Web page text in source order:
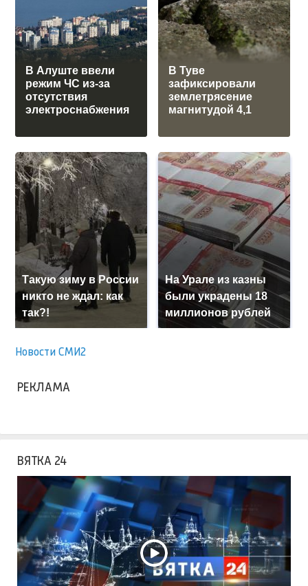
В Алуште ввели
режим ЧС из-за
отсутствия
электроснабжения
В Туве
зафиксировали
землетрясение
магнитудой 4,1
Такую зиму в России
никто не ждал: как
так?!
На Урале из казны
были украдены 18
миллионов рублей
Новости СМИ2
РЕКЛАМА
ВЯТКА 24